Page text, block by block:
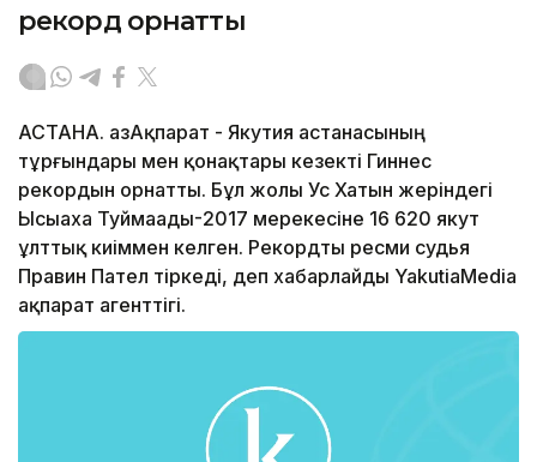
рекорд орнатты
АСТАНА. ҚазАқпарат - Якутия астанасының
тұрғындары мен қонақтары кезекті Гиннес
рекордын орнатты. Бұл жолы Ус Хатын жеріндегі
Ысыаха Туймаады-2017 мерекесіне 16 620 якут
ұлттық киіммен келген. Рекордты ресми судья
Правин Пател тіркеді, деп хабарлайды YakutiaMedia
ақпарат агенттігі.